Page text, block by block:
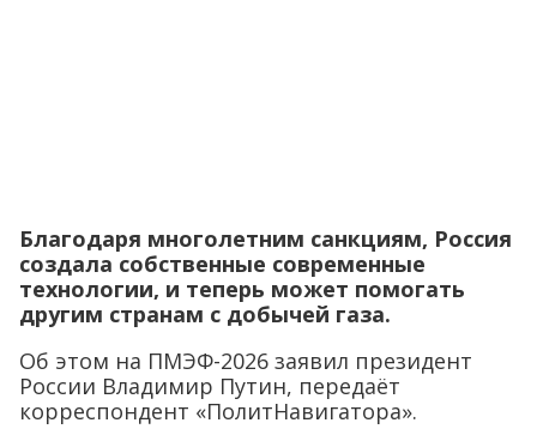
Благодаря многолетним санкциям, Россия
создала собственные современные
технологии, и теперь может помогать
другим странам с добычей газа.
Об этом на ПМЭФ-2026 заявил президент
России Владимир Путин, передаёт
корреспондент «ПолитНавигатора».